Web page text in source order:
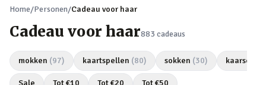
Home/Personen/Cadeau voor haar
Cadeau voor haar883 cadeaus
mokken (97) kaartspellen (80) sokken (30) kaarsen
Sale Tot €10 Tot €20 Tot €50